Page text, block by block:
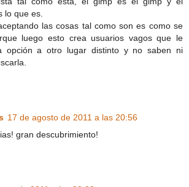
lo que es.
las cosas tal como son es como se
luego esto crea usuarios vagos que le
opción a otro lugar distinto y no saben ni
17 de agosto de 2011 a las 20:56
gran descubrimiento!